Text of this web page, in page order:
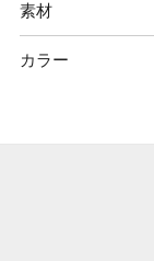
素材
カラー